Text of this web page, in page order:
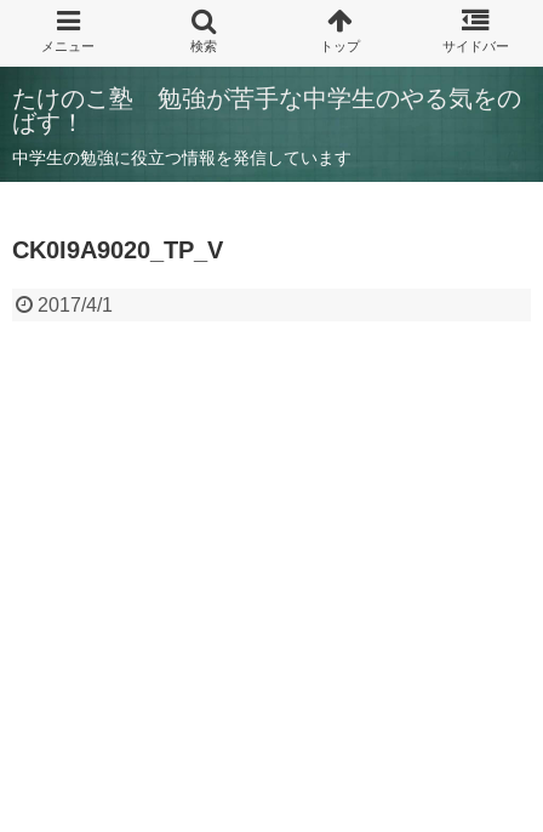
たけのこ塾 勉強が苦手な中学生のやる気をの
ばす！
中学生の勉強に役立つ情報を発信しています
CK0I9A9020_TP_V
2017/4/1